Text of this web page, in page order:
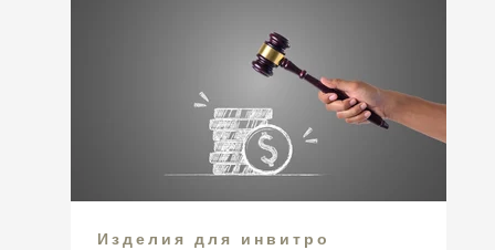
Изделия для инвитро